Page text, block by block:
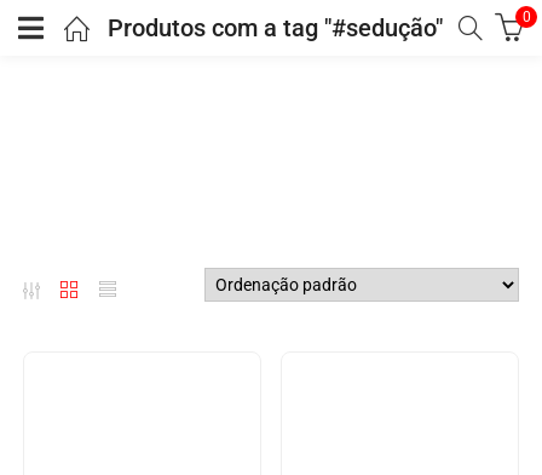
Produtos com a tag "#sedução" 0